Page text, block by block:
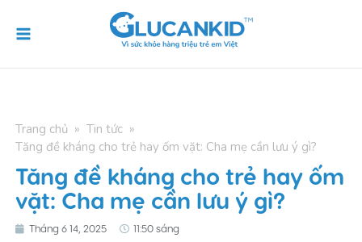
Menu
Trang chủ » Tin tức »
Tăng đề kháng cho trẻ hay ốm vặt: Cha mẹ cần lưu ý gì?
Tăng đề kháng cho trẻ hay ốm
vặt: Cha mẹ cần lưu ý gì?
Tháng 6 14, 2025 11:50 sáng